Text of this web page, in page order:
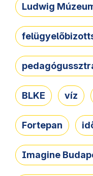
Ludwig
BLKE víz
Fortepan
Imagine